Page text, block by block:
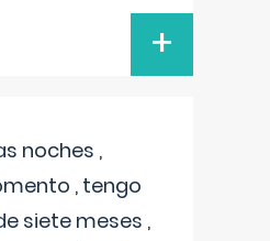
+
noches ,
, tengo
siete meses ,